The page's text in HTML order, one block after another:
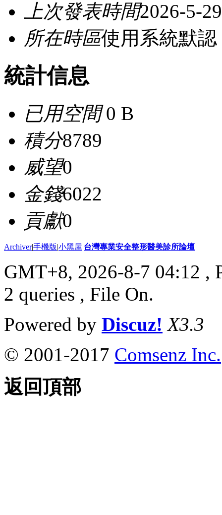
上次發表時間2026-5-
所在時區使用系統默認
統計信息
已用空間0 B
積分8789
威望0
金錢6022
貢獻0
Archiver|手機版|小黑屋|台灣專業安全整形醫美診所論壇
GMT+8, 2026-8-7 04:12 ,
2 queries , File On.
Powered by Discuz! X3.3
© 2001-2017 Comsenz Inc.
返回頂部